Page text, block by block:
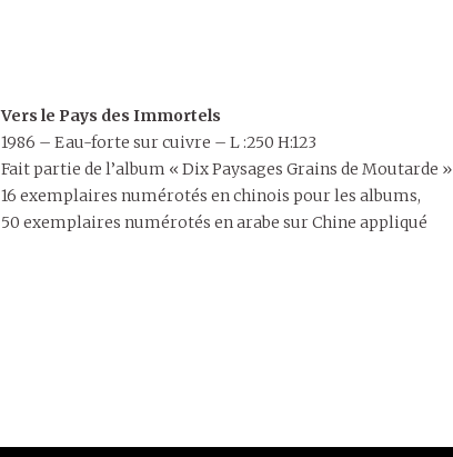
Vers le Pays des Immortels
1986 – Eau-forte sur cuivre – L :250 H:123
Fait partie de l’album « Dix Paysages Grains de Moutarde »
16 exemplaires numérotés en chinois pour les albums,
50 exemplaires numérotés en arabe sur Chine appliqué